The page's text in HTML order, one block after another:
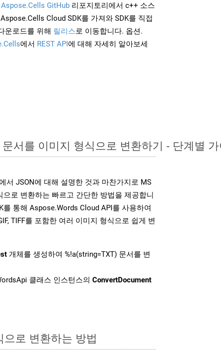
Aspose.Cells GitHub 리포지토리에서 c++ 소스
Cloud SDK를 가져와 SDK를 직접
운로드를 위해 릴리스로 이동합니다. 옵션.
에서 REST API에 대해 자세히 알아보세
서를 이미지 형식으로 변환하기 - 단계별
서 JSON에 대해 설명한 것과 마찬가지로 MS
로 변환하는 빠르고 간단한 방법을 제공합니
를 통해 Aspose.Words Cloud API를 사용하여
TIFF를 포함한 여러 이미지 형식으로 쉽게 변
개체를 생성하여 %!a(string=TXT) 문서를 변
클래스 인스턴스의 ConvertDocument
으로 변환하는 방법